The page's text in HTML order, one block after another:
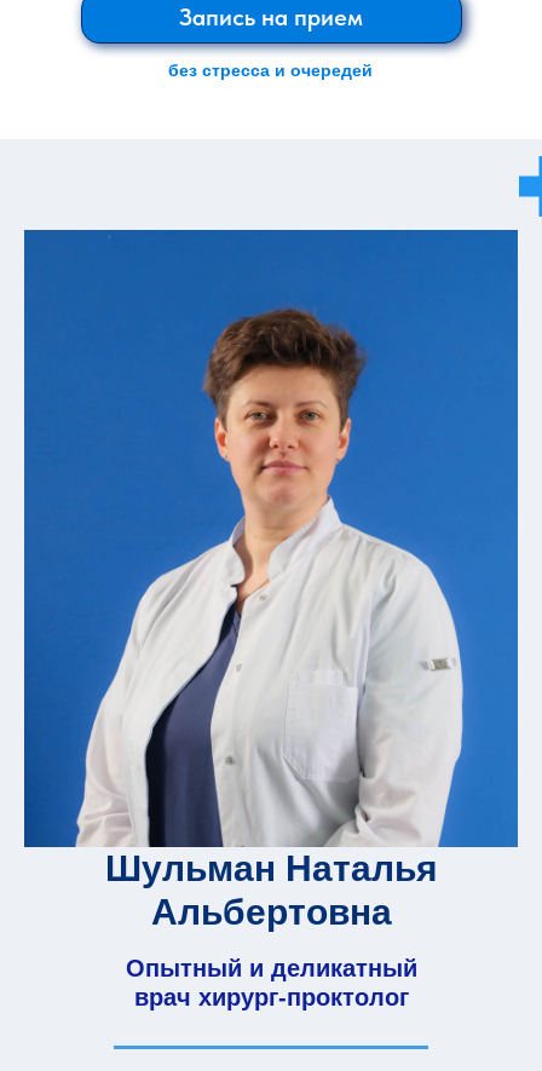
без стресса и очередей
Запись на прием
Шульман Наталья
Альбертовна
Опытный и деликатный
врач хирург-проктолог